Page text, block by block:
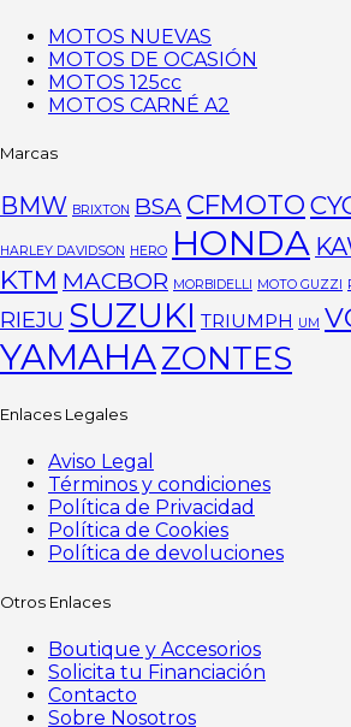
MOTOS NUEVAS
MOTOS DE OCASIÓN
MOTOS 125cc
MOTOS CARNÉ A2
Marcas
BMW BRIXTON BSA CFMOTO
HARLEY DAVIDSON HERO HONDA
KTM MACBOR MORBIDELLI MOTO GUZZI
RIEJU SUZUKI TRIUMPH UM
YAMAHAZONTES
Enlaces Legales
Aviso Legal
Términos y condiciones
Política de Privacidad
Política de Cookies
Política de devoluciones
Otros Enlaces
Boutique y Accesorios
Solicita tu Financiación
Contacto
Sobre Nosotros